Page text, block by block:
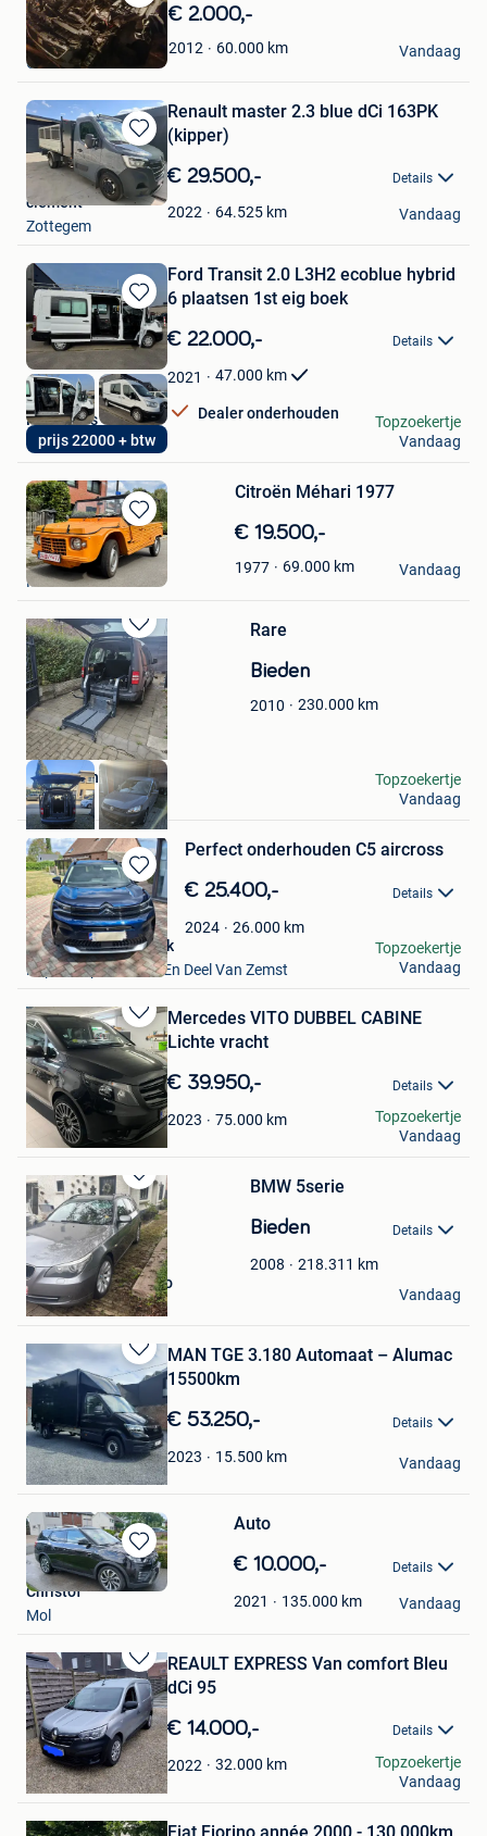
Bewaren
in
Favorieten
€ 2.000,-
2012 60.000 km
Mama
Glain & Partie Ans
Vandaag
Bewaren
in
Mijn
Favorieten
Renault master 2.3 blue dCi 163PK
(kipper)
€ 29.500,- Details
2022 64.525 km
clement
Zottegem
Vandaag
Bewaren
in
Mijn
Favorieten
prijs 22000 + btw
Ford Transit 2.0 L3H2 ecoblue hybrid
6 plaatsen 1st eig boek
€ 22.000,- Details
2021 47.000 km
Dealer onderhouden
PR Motors
Wervik
Topzoekertje
Vandaag
Bewaren
in
Mijn
Favorieten
Citroën Méhari 1977
€ 19.500,-
1977 69.000 km
pieter
Mortsel
Vandaag
Bewaren
in
Mijn
Favorieten
Rare
Bieden
2010 230.000 km
Michaëlgnl
Nandrin
Topzoekertje
Vandaag
Bewaren
in
Mijn
Favorieten
Perfect onderhouden C5 aircross
€ 25.400,- Details
2024 26.000 km
Van Huychem Patrick
Kapelle-Op-Den-Bos En Deel Van Zemst
Topzoekertje
Vandaag
Bewaren
in
Mijn
Favorieten
Mercedes VITO DUBBEL CABINE
Lichte vracht
€ 39.950,- Details
2023 75.000 km
Gunther
Aalst
Topzoekertje
Vandaag
Bewaren
in
Mijn
Favorieten
BMW 5serie
Bieden Details
2008 218.311 km
Martina Comitangelo
Bocholt
Vandaag
Bewaren
in
Mijn
Favorieten
MAN TGE 3.180 Automaat – Alumac
15500km
€ 53.250,- Details
2023 15.500 km
Nico Deleye
Moorslede
Vandaag
Bewaren
in
Auto
€ 10.000,- Details
2021 135.000 km
Christof
Mol
Vandaag
Bewaren
in
Mijn
Favorieten
REAULT EXPRESS Van comfort Bleu
dCi 95
€ 14.000,- Details
2022 32.000 km
Ben
Hulshout
Topzoekertje
Vandaag